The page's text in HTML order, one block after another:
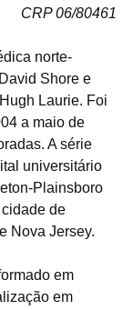
CRP 06/80461
norte-
Shore e
Laurie. Foi
a maio de
A série
universitário
Plainsboro
de
Nova Jersey.
em